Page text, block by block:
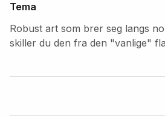
Tema
Robust art som brer seg langs
skiller du den fra den "vanlige"